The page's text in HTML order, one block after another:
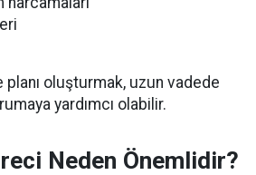
oluşturmak, uzun vadede
yardımcı olabilir.
Neden Önemlidir?